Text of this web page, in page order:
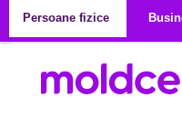
Persoane fizice